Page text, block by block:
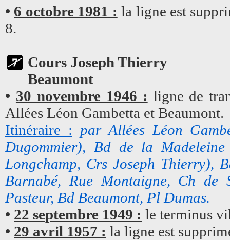
• 6 octobre 1981 : la ligne est
8.
Cours Joseph Thierry
Beaumont
• 30 novembre 1946 : ligne de
Allées Léon Gambetta et Beaumont.
Itinéraire : par Allées Léon
Dugommier), Bd de la
Longchamp, Crs Joseph Thierry),
Barnabé, Rue Montaigne, Ch
Pasteur, Bd Beaumont, Pl Dumas.
• 22 septembre 1949 : le terminus
• 29 avril 1957 : la ligne est